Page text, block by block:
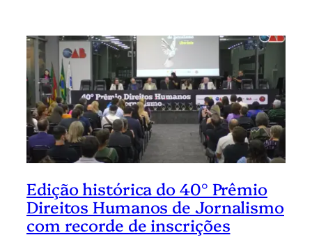
Edição histórica do 40° Prêmio
Direitos Humanos de Jornalismo
com recorde de inscrições